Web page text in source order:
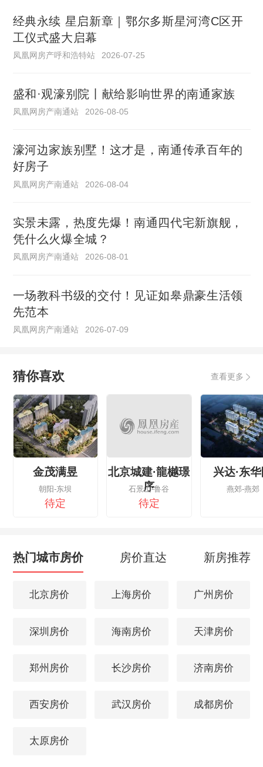
经典永续 星启新章｜鄂尔多斯星河湾C区开
工仪式盛大启幕
凤凰网房产呼和浩特站 2026-07-25
盛和·观濠别院丨献给影响世界的南通家族
凤凰网房产南通站 2026-08-05
濠河边家族别墅！这才是，南通传承百年的
好房子
凤凰网房产南通站 2026-08-04
实景未露，热度先爆！南通四代宅新旗舰，
凭什么火爆全城？
凤凰网房产南通站 2026-08-01
一场教科书级的交付！见证如皋鼎豪生活领
先范本
凤凰网房产南通站 2026-07-09
猜你喜欢 查看更多
金茂满昱
朝阳-东坝
待定
北京城建·龍樾璟
序
石景山-鲁谷
待定
兴达·东
燕郊-燕郊
热门城市房价 房价直达 新房推荐
北京房价 上海房价 广州房价
深圳房价 海南房价 天津房价
郑州房价 长沙房价 济南房价
西安房价 武汉房价 成都房价
太原房价